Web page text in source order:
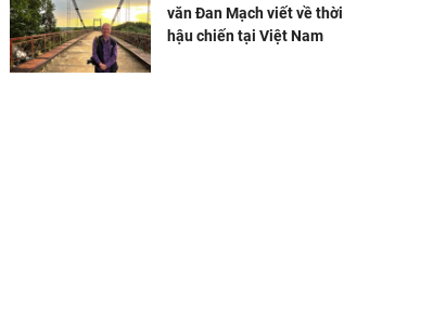
văn Đan Mạch viết về thời
hậu chiến tại Việt Nam